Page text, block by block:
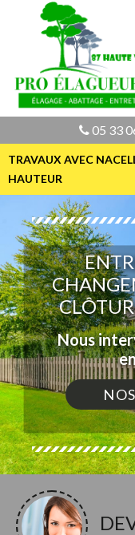
05 33
TRAVAUX AVEC
HAUTEUR
Nous